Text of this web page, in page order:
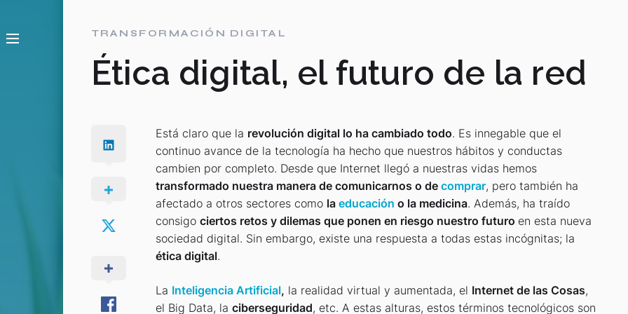
TRANSFORMACIÓN DIGITAL
Ética digital, el futuro de la red
Está claro que la revolución digital lo ha cambiado todo. Es innegable que el
continuo avance de la tecnología ha hecho que nuestros hábitos y conductas
cambien por completo. Desde que Internet llegó a nuestras vidas hemos
transformado nuestra manera de comunicarnos o de comprar, pero también ha
afectado a otros sectores como la educación o la medicina. Además, ha traído
consigo ciertos retos y dilemas que ponen en riesgo nuestro futuro en esta nueva
sociedad digital. Sin embargo, existe una respuesta a todas estas incógnitas; la
ética digital.
La Inteligencia Artificial, la realidad virtual y aumentada, el Internet de las Cosas,
el Big Data, la ciberseguridad, etc. A estas alturas, estos términos tecnológicos son